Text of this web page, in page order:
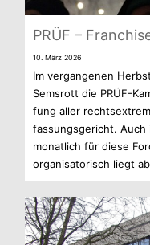
PRÜF –
10. März 2026
Im ver­gan­ge­nen
Sems­rott die PRÜF-
fung aller
fas­sungs­ge­richt.
monat­lich für diese
orga­ni­sa­to­risch liegt